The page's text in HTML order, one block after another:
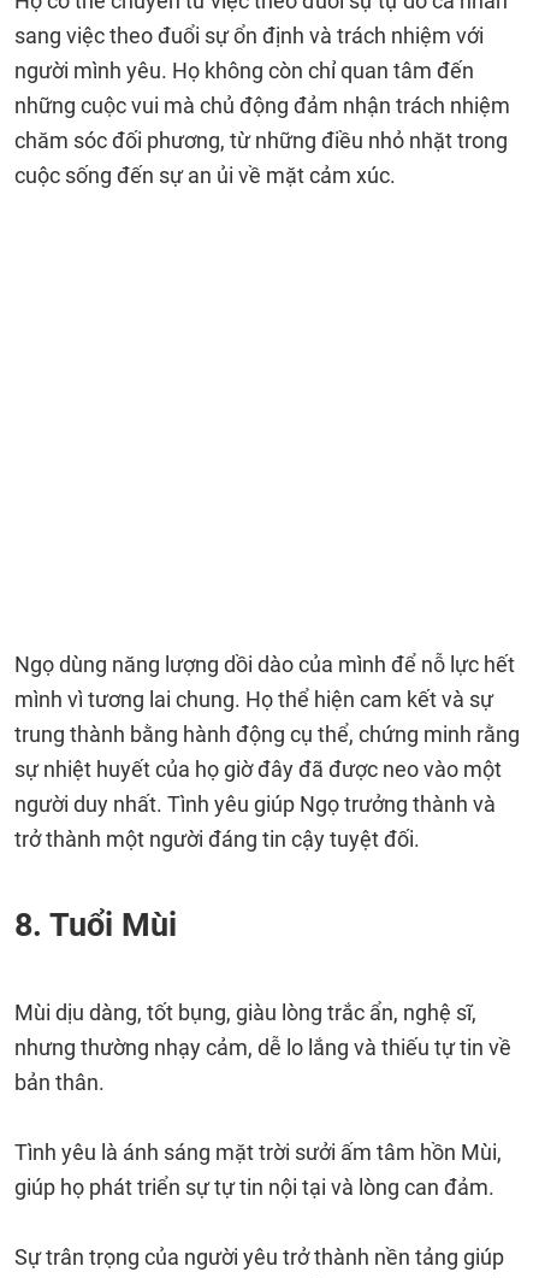
sang việc theo đuổi sự ổn định và trách nhiệm với
người mình yêu. Họ không còn chỉ quan tâm đến
những cuộc vui mà chủ động đảm nhận trách nhiệm
chăm sóc đối phương, từ những điều nhỏ nhặt trong
cuộc sống đến sự an ủi về mặt cảm xúc.
Ngọ dùng năng lượng dồi dào của mình để nỗ lực hết
mình vì tương lai chung. Họ thể hiện cam kết và sự
trung thành bằng hành động cụ thể, chứng minh rằng
sự nhiệt huyết của họ giờ đây đã được neo vào một
người duy nhất. Tình yêu giúp Ngọ trưởng thành và
trở thành một người đáng tin cậy tuyệt đối.
8. Tuổi Mùi
Mùi dịu dàng, tốt bụng, giàu lòng trắc ẩn, nghệ sĩ,
nhưng thường nhạy cảm, dễ lo lắng và thiếu tự tin về
bản thân.
Tình yêu là ánh sáng mặt trời sưởi ấm tâm hồn Mùi,
giúp họ phát triển sự tự tin nội tại và lòng can đảm.
Sự trân trọng của người yêu trở thành nền tảng giúp